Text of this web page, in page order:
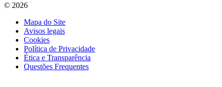
© 2026
Mapa do Site
Avisos legais
Cookies
Política de Privacidade
Ética e Transparência
Questões Frequentes